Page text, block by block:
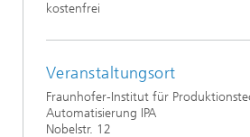
kostenfrei
Veranstaltungsort
Fraunhofer-Institut für
Automatisierung IPA
Nobelstr. 12